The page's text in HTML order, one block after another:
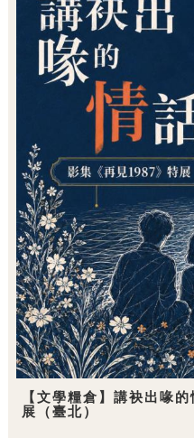
【文學糧倉】講袂出喙
展（臺北）